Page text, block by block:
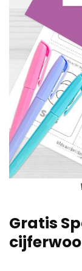
Gratis